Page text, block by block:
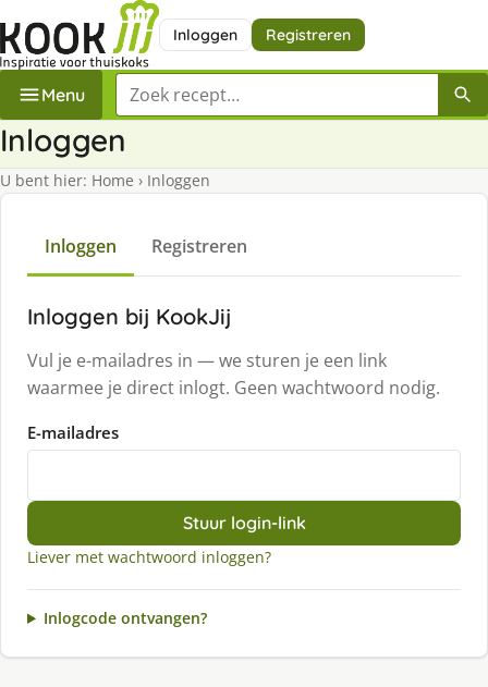
Inloggen Registreren
Menu Zoek een recept
Inloggen
U bent hier: Home › Inloggen
Inloggen Registreren
Inloggen bij KookJij
Vul je e-mailadres in — we sturen je een link
waarmee je direct inlogt. Geen wachtwoord nodig.
E-mailadres
Stuur login-link
Liever met wachtwoord inloggen?
Inlogcode ontvangen?